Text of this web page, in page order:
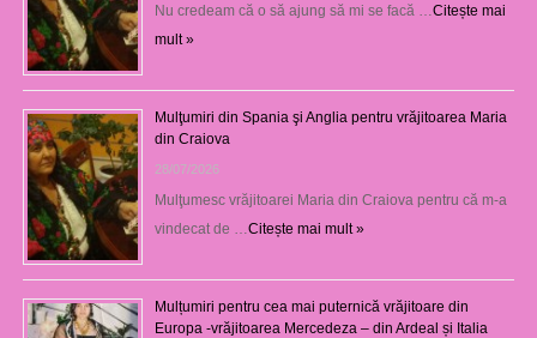
Nu credeam că o să ajung să mi se facă … Citește mai
mult »
Mulţumiri din Spania şi Anglia pentru vrăjitoarea Maria
din Craiova
28/07/2026
Mulţumesc vrăjitoarei Maria din Craiova pentru că m-a
vindecat de … Citește mai mult »
Mulțumiri pentru cea mai puternică vrăjitoare din
Europa -vrăjitoarea Mercedeza – din Ardeal și Italia